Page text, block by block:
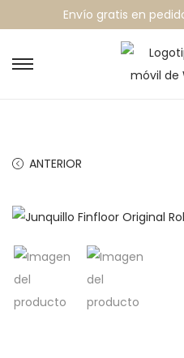
Envío gratis en
ANTERIOR